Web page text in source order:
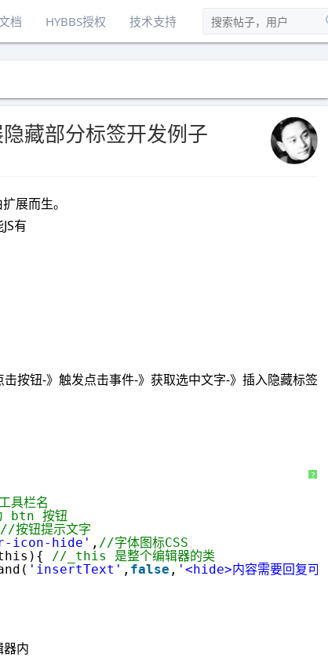
档 HYBBS授权 技术支持
藏部分标签开发例子
展而生。
有
按钮-》触发点击事件-》获取选中文字-》插入隐藏标签
?
具栏名
btn 按钮
//按钮提示文字
icon-hide' , //字体图标CSS
//_this 是整个编辑器的类
'insertText' , false , '<hide>内容需要回复
内